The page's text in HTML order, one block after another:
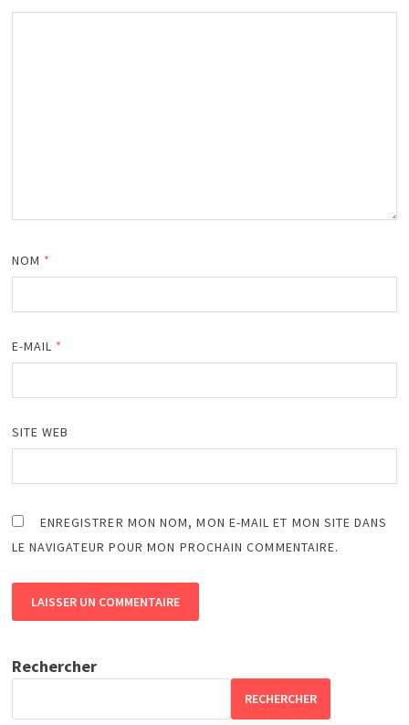
NOM *
E-MAIL *
SITE WEB
ENREGISTRER MON NOM, MON E-MAIL ET MON SITE DANS
LE NAVIGATEUR POUR MON PROCHAIN COMMENTAIRE.
Rechercher
RECHERCHER